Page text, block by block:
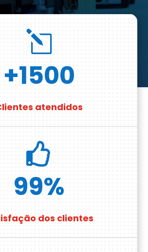
l
+1500
atendidos

99%
dos clientes